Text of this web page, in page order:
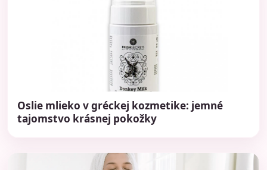
Oslie mlieko v gréckej kozmetike: jemné
tajomstvo krásnej pokožky